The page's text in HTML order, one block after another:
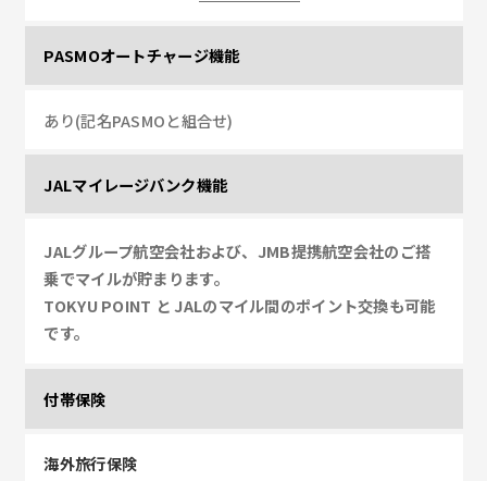
PASMOオートチャージ機能
あり(記名PASMOと組合せ)
JALマイレージバンク機能
JALグループ航空会社および、JMB提携航空会社のご搭
乗でマイルが貯まります。
TOKYU POINT と JALのマイル間のポイント交換も可能
です。
付帯保険
海外旅行保険